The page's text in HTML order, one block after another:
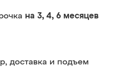
на 3, 4, 6 месяцев
доставка и подъем